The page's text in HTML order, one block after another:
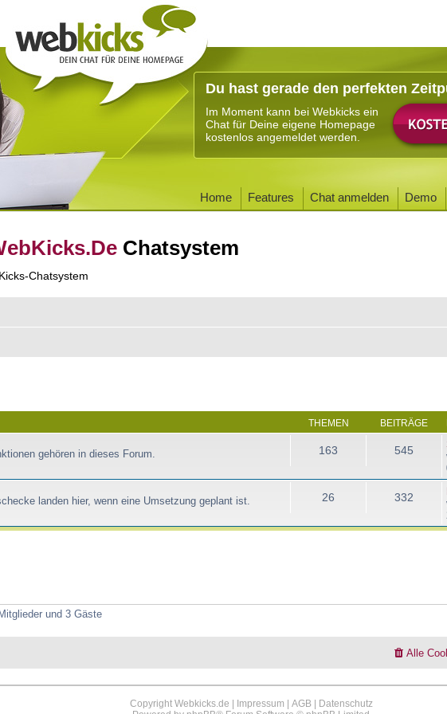
Du hast gerade den perfekten
Im Moment kann bei Webkicks ein
Chat für Deine eigene Homepage
kostenlos angemeldet werden.
Home Features Chat anmelden Demo
Chatsystem
Chatsystem
THEMEN BEITRÄGE
gehören in dieses Forum. 163 545
landen hier, wenn eine Umsetzung geplant ist. 26 332
und 3 Gäste
Alle
Copyright Webkicks.de | Impressum | AGB| Datenschutz